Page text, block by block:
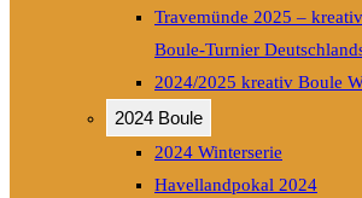
Travemünde 2025 –
Boule-Turnier
2024/2025 kreativ Boule
2024 Boule
2024 Winterserie
Havellandpokal 2024